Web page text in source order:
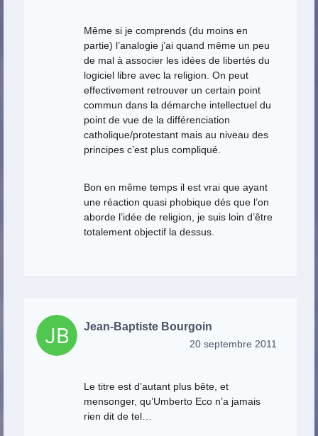
Même si je comprends (du moins en
partie) l’analogie j’ai quand même un peu
de mal à associer les idées de libertés du
logiciel libre avec la religion. On peut
effectivement retrouver un certain point
commun dans la démarche intellectuel du
point de vue de la différenciation
catholique/protestant mais au niveau des
principes c’est plus compliqué.
Bon en même temps il est vrai que ayant
une réaction quasi phobique dés que l’on
aborde l’idée de religion, je suis loin d’être
totalement objectif la dessus.
Jean-Baptiste Bourgoin
20 septembre 2011
Le titre est d’autant plus bête, et
mensonger, qu’Umberto Eco n’a jamais
rien dit de tel…